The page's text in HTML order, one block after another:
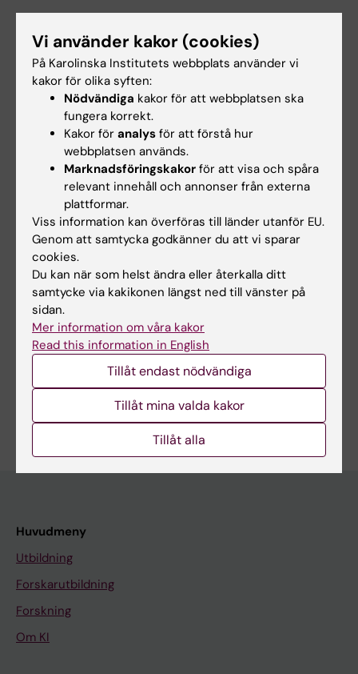
ARTICLE:
DISEASES OF THE COLON &
RECTUM.2018;61(4):454-460
Management and Outcome After Multivisceral
Resections in Patients with Locally Advanced
Primary Colon Cancer
Rosander E; Nordenvall C; Sjovall A; Hjern F;
Holm T
Alla övriga publikationer
DOCTORAL THESIS:2022
Aspects of locally advanced colon cancer
Rosander EAI
Forskningsområden:
Cancer och onkologi
Är du Emma Anna Ingeborg Rosander?
Redigera din profil
Huvudmeny
Utbildning
Forskarutbildning
Forskning
Om KI
Vi använder kakor (cookies)
På Karolinska Institutets webbplats använder vi
kakor för olika syften:
Nödvändiga kakor för att webbplatsen ska
fungera korrekt.
Kakor för analys för att förstå hur
webbplatsen används.
Marknadsföringskakor för att visa och spåra
relevant innehåll och annonser från externa
plattformar.
Viss information kan överföras till länder utanför EU.
Genom att samtycka godkänner du att vi sparar
cookies.
Du kan när som helst ändra eller återkalla ditt
samtycke via kakikonen längst ned till vänster på
sidan.
Mer information om våra kakor
Read this information in English
Tillåt endast nödvändiga
Tillåt mina valda kakor
Tillåt alla